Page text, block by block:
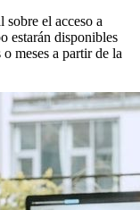
el acceso a
estarán disponibles
meses a partir de la